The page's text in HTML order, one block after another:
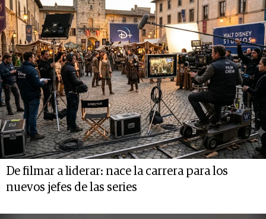
De filmar a liderar: nace la carrera para los
nuevos jefes de las series